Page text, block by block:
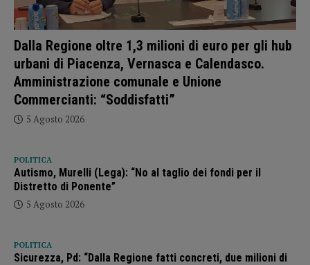
Dalla Regione oltre 1,3 milioni di euro per gli hub
urbani di Piacenza, Vernasca e Calendasco.
Amministrazione comunale e Unione
Commercianti: “Soddisfatti”
5 Agosto 2026
POLITICA
Autismo, Murelli (Lega): “No al taglio dei fondi per il
Distretto di Ponente”
5 Agosto 2026
POLITICA
Sicurezza, Pd: “Dalla Regione fatti concreti, due milioni di